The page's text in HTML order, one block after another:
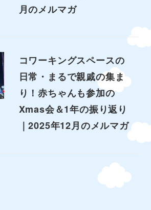
月のメルマガ
コワーキングスペースの
日常・まるで親戚の集ま
り！赤ちゃんも参加の
Xmas会＆1年の振り返り
｜2025年12月のメルマガ